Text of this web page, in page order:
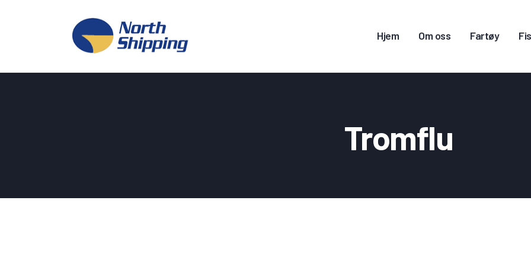
Hjem Om oss Fartøy
Tromflu
KONTAKT OSS